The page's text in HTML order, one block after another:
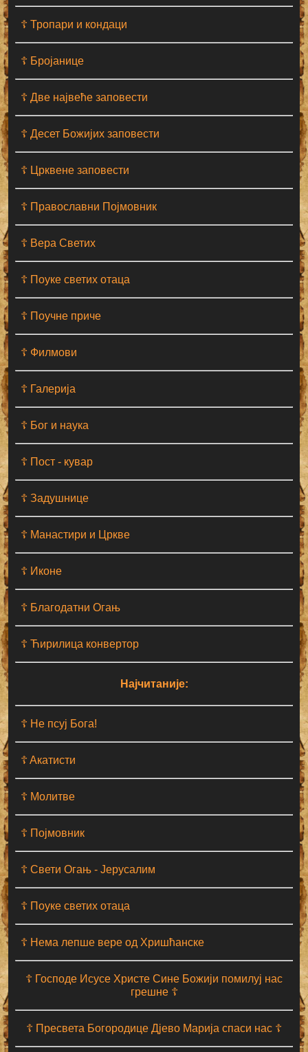
☦ Тропари и кондаци
☦ Бројанице
☦ Две највеће заповести
☦ Десет Божијих заповести
☦ Црквене заповести
☦ Православни Појмовник
☦ Вера Светих
☦ Поуке светих отаца
☦ Поучне приче
☦ Филмови
☦ Галерија
☦ Бог и наука
☦ Пост - кувар
☦ Задушнице
☦ Манастири и Цркве
☦ Иконе
☦ Благодатни Огањ
☦ Ћирилица конвертор
Најчитаније:
☦ Не псуј Бога!
☦ Aкатисти
☦ Молитве
☦ Појмовник
☦ Свети Огањ - Јерусалим
☦ Поуке светих отаца
☦ Нема лепше вере од Хришћанске
☦ Господе Исусе Христе Сине Божији помилуј нас
грешне ☦
☦ Пресвета Богородице Дјево Марија спаси нас ☦